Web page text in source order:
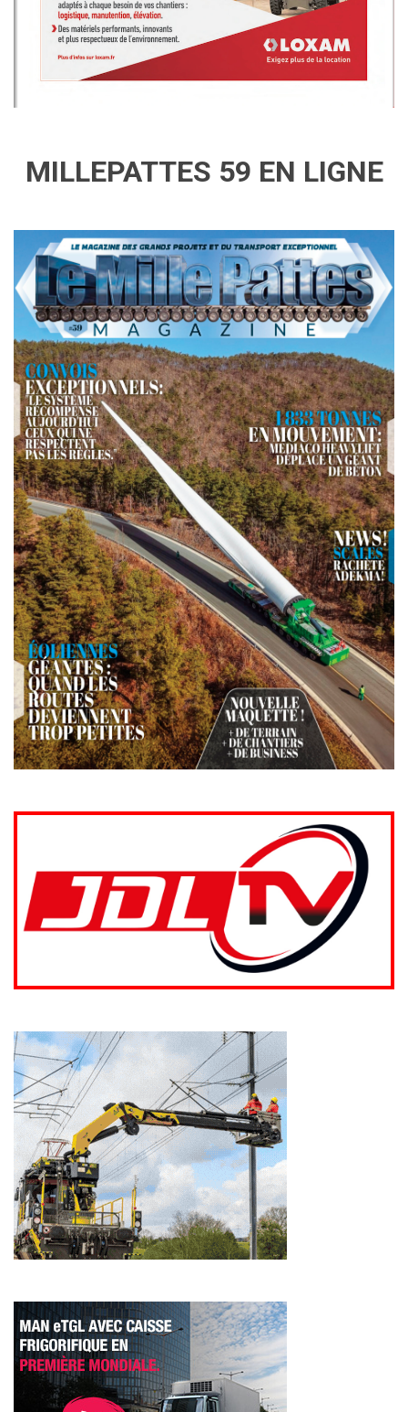
MILLEPATTES 59 EN LIGNE